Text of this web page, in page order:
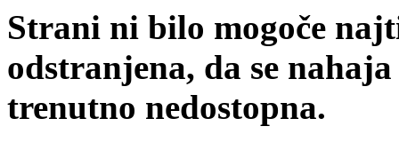
Strani ni bilo mogoče
odstranjena, da se
trenutno nedostopna.